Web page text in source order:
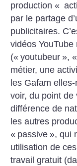
production «
par le partage
publicitaires.
vidéos
(« youtubeur », «
métier, une
les Gafam
voir, du point de
différence de
les autres
« passive », qui
utilisation de
travail gratuit